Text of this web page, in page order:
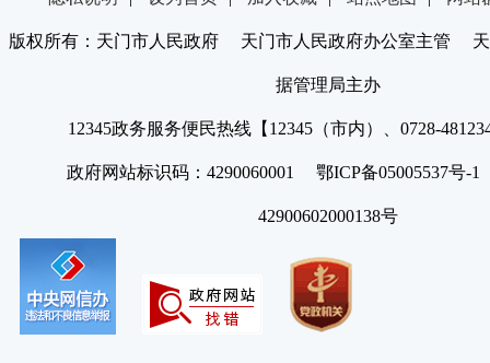
版权所有：天门市人民政府 天门市人民政府办公室主管 天
据管理局主办
12345政务服务便民热线【12345（市内）、0728-
政府网站标识码：4290060001 鄂ICP备05005537号
42900602000138号